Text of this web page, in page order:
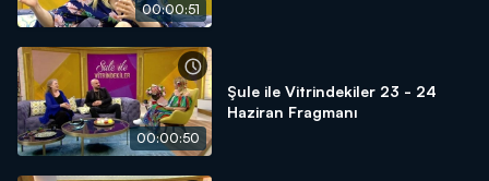
00:00:51
00:00:50
Şule ile Vitrindekiler 23 - 24
Haziran Fragmanı